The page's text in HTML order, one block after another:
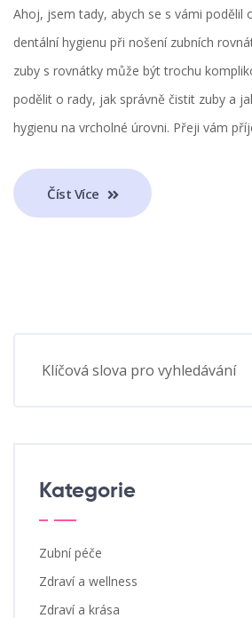
Ahoj, jsem tady, abych se s vámi podělil
dentální hygienu při nošení zubních
zuby s rovnátky může být trochu
podělit o rady, jak správně čistit zuby a
hygienu na vrcholné úrovni. Přeji vám
Číst Více
Kategorie
Zubní péče
Zdraví a wellness
Zdraví a krása